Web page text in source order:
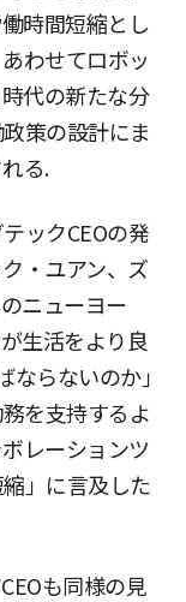
時間短縮とし
わせてロボッ
代の新たな分
策の設計にま
る.
ックCEOの発
・ユアン、ズ
ニューヨー
生活をより良
らないのか」
を支持するよ
レーションツ
」に言及した
も同様の見